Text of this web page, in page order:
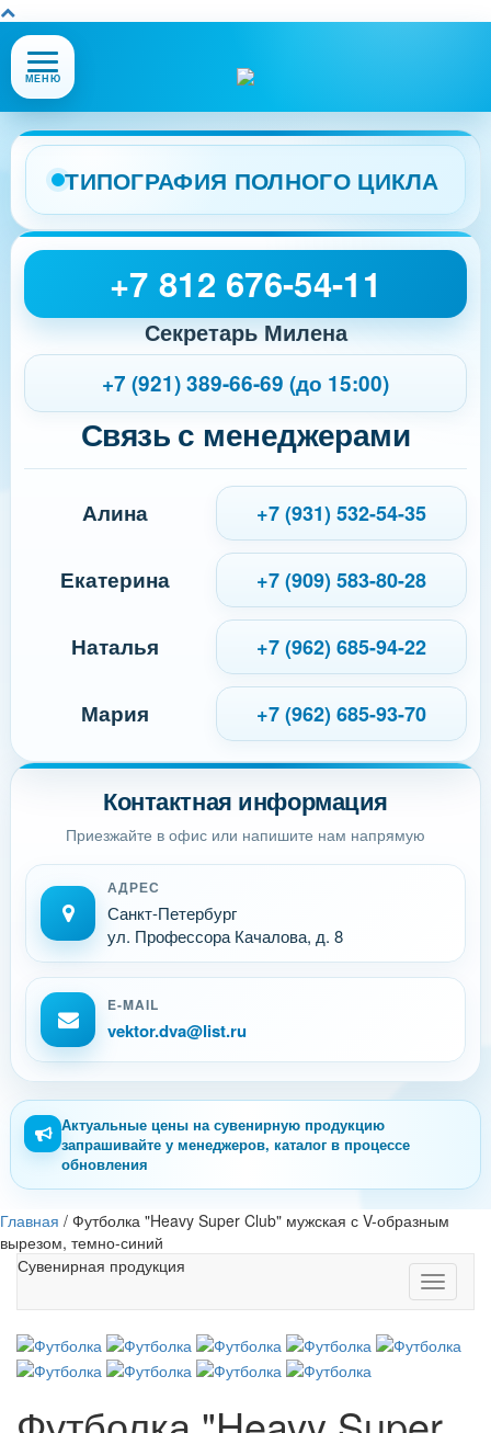
Открыть
или
меню
сайта
МЕНЮ
ТИПОГРАФИЯ ПОЛНОГО ЦИКЛА
Контактная информация
Приезжайте в офис или напишите нам напрямую
АДРЕС
Санкт-Петербург
ул. Профессора Качалова, д. 8
E-MAIL
vektor.dva@list.ru
+7 812 676-54-11
Секретарь Милена
+7 (921) 389-66-69 (до 15:00)
Связь с менеджерами
Алина +7 (931) 532-54-35
Екатерина +7 (909) 583-80-28
Наталья +7 (962) 685-94-22
Мария +7 (962) 685-93-70
Актуальные цены на сувенирную продукцию
запрашивайте у менеджеров, каталог в процессе
обновления
Главная / Футболка "Heavy Super Club" мужская с V-образным
вырезом, темно-синий
Toggle
Сувенирная продукция